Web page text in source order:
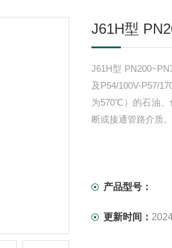
J61H型
J61H型
及P54/100V-P57/
为570℃）的石油、
断或接通管路介质。
产品型号：
更新时间：